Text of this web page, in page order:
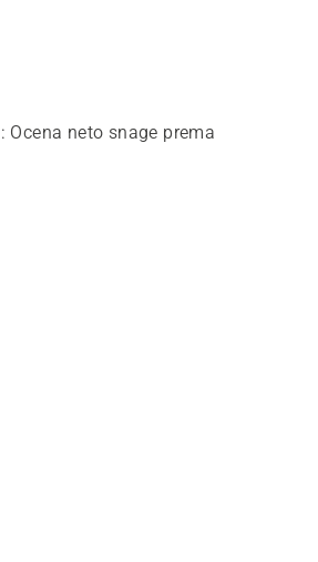
: Ocena neto snage prema